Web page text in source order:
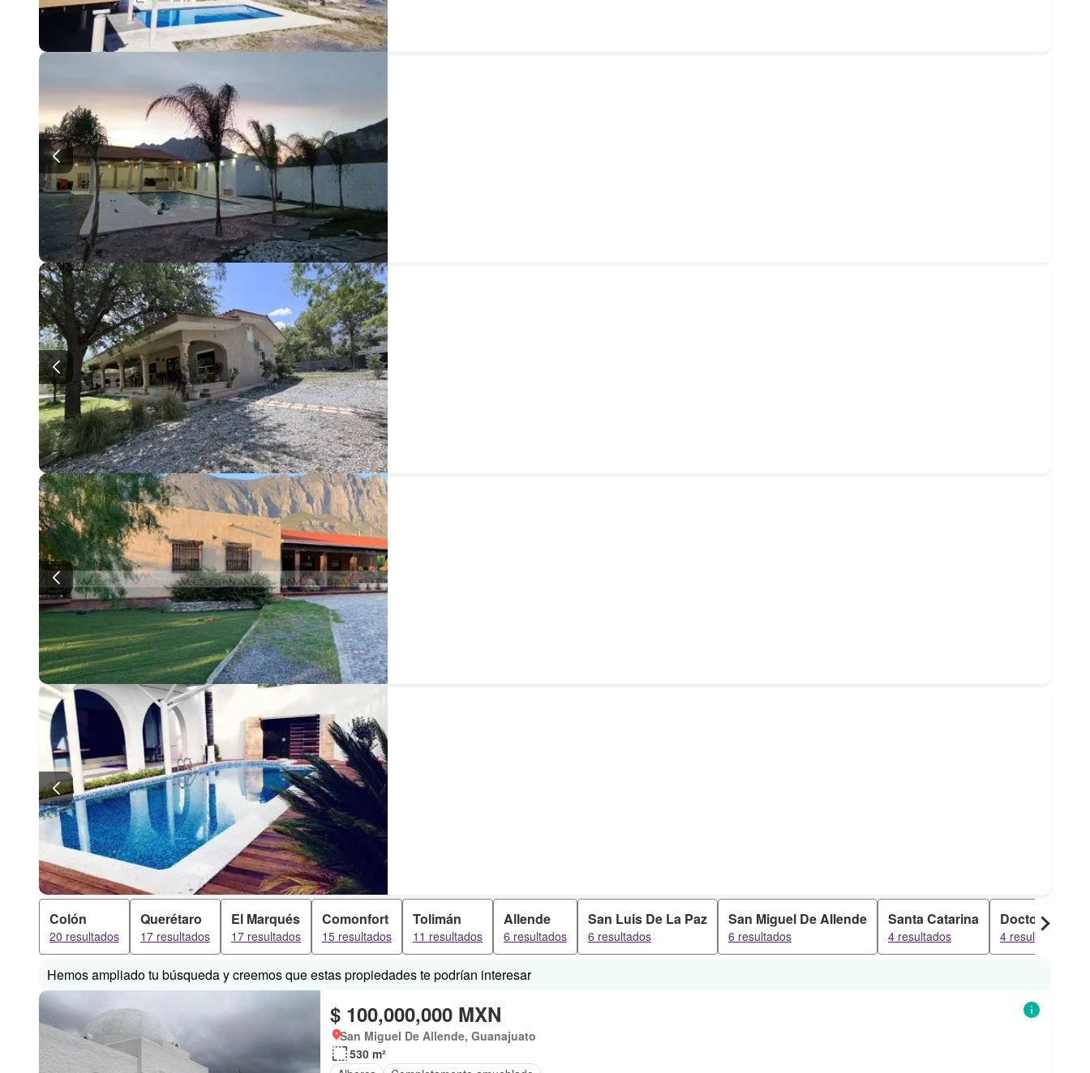
Colón
20 resultados
Querétaro
17 resultados
El Marqués
17 resultados
Comonfort
15 resultados
Tolimán
11 resultados
Allende
6 resultados
San Luis De La Paz
6 resultados
San Miguel De Allende
6 resultados
Santa Catarina
4 resultados
Doctor Mora
4 resultados
Hemos ampliado tu búsqueda y creemos que estas propiedades te podrían interesar
$ 100,000,000 MXN
San Miguel De Allende, Guanajuato
530 m²